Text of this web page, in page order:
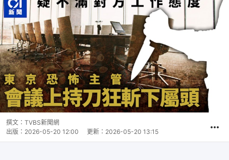
撰文： TVBS新聞網
出版： 2026-05-20 12:00 更新： 2026-05-20 13:15